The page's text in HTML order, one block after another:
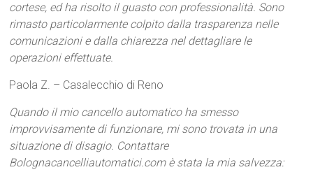
cortese, ed ha risolto il guasto con professionalità. Sono
rimasto particolarmente colpito dalla trasparenza nelle
comunicazioni e dalla chiarezza nel dettagliare le
operazioni effettuate.
Paola Z. – Casalecchio di Reno
Quando il mio cancello automatico ha smesso
improvvisamente di funzionare, mi sono trovata in una
situazione di disagio. Contattare
Bolognacancelliautomatici.com è stata la mia salvezza: